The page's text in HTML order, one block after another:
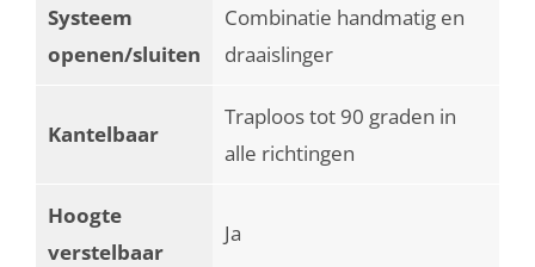
Systeem
openen/sluiten
Combinatie handmatig en
draaislinger
Kantelbaar
Traploos tot 90 graden in
alle richtingen
Hoogte
verstelbaar
Ja